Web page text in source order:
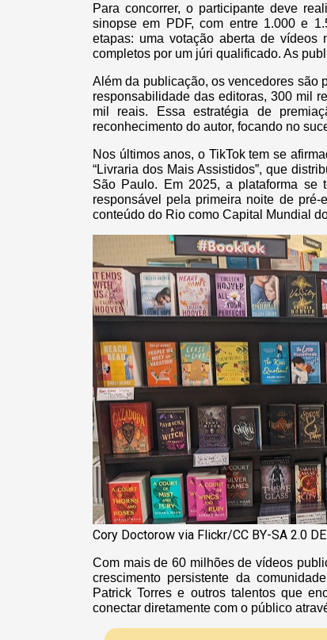
Para concorrer, o participante deve
sinopse em PDF, com entre 1.000 e
etapas: uma votação aberta de
completos por um júri qualificado. As
Além da publicação, os vencedores são
responsabilidade das editoras, 300 mil
mil reais. Essa estratégia de
reconhecimento do autor, focando no
Nos últimos anos, o TikTok tem se
“Livraria dos Mais Assistidos”, que
São Paulo. Em 2025, a plataforma se
responsável pela primeira noite de
conteúdo do Rio como Capital Mundial
Cory Doctorow via Flickr/CC BY-SA 2.0
Com mais de 60 milhões de vídeos
crescimento persistente da
Patrick Torres e outros talentos que
conectar diretamente com o público